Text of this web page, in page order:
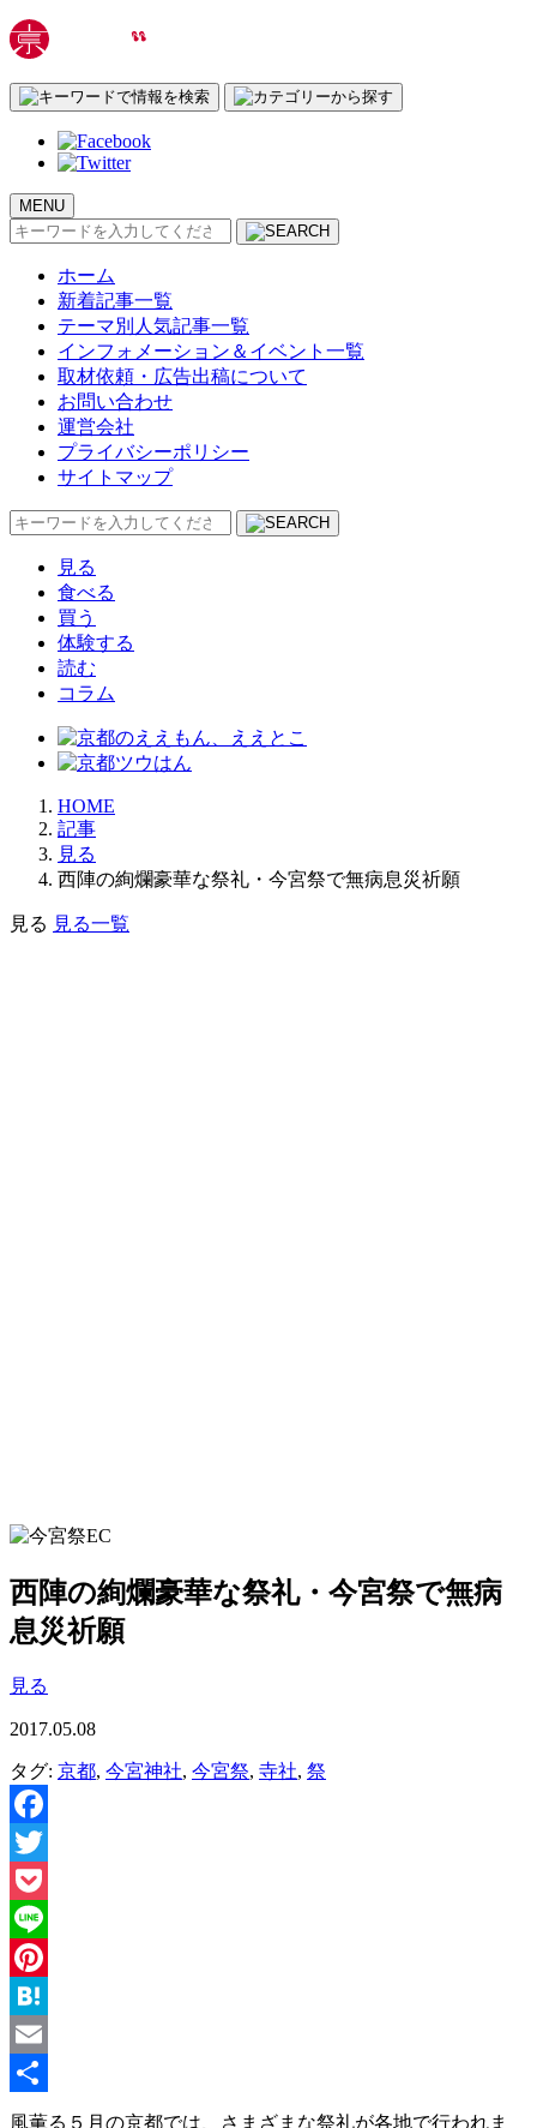
MENU
検
ホーム
新着記事一覧
テーマ別人気記事一覧
インフォメーション＆イベント一覧
取材依頼・広告出稿について
お問い合わせ
運営会社
プライバシーポリシー
サイトマップ
検
見る
食べる
買う
体験する
読む
コラム
HOME
記事
見る
西陣の絢爛豪華な祭礼・今宮祭で無病息災祈願
見る 見る一覧
西陣の絢爛豪華な祭礼・今宮祭で無病
息災祈願
見る
2017.05.08
タグ: 京都, 今宮神社, 今宮祭, 寺社, 祭
Facebook
Twitter
Pocket
Line
Pinterest
Hatena
Email
共
風薫る５月の京都では、さまざまな祭礼が各地で行われま